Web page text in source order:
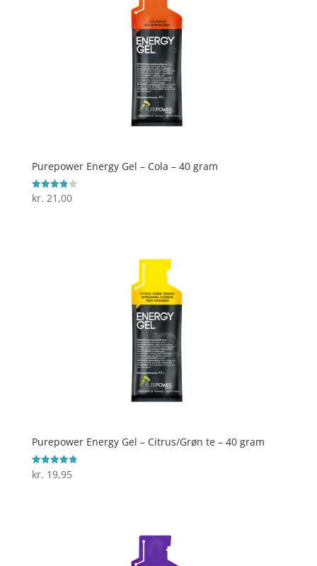
Purepower Energy Gel – Cola – 40 gram
Vurderet
3.9
kr. 21,00
Purepower Energy Gel – Citrus/Grøn te – 40 gram
Vurderet
4.9
kr. 19,95